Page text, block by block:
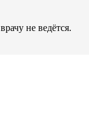
не ведётся.